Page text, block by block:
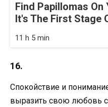
Find Papillomas
It's The First Stage
11 h 5 min
16.
Спокойствие и
выразить свою любовь